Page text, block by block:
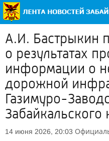
А.И. Бастрыкин
о результатах
информации о
дорожной
Газимуро-
Забайкальского
14 июня 2026, 20:03